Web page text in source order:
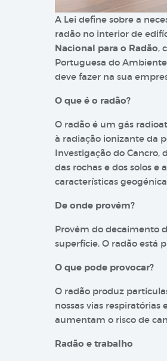
A Lei define sobre a
radão no interior de
Nacional para o Radão,
Portuguesa do
deve fazer na sua
O que é o radão?
O radão é um gás
à radiação ionizante da
Investigação do Cancro,
das rochas e dos solos
características
De onde provém?
Provém do decaimento
superfície. O radão está
O que pode provocar?
O radão produz
nossas vias respiratórias
aumentam o risco de
Radão e trabalho